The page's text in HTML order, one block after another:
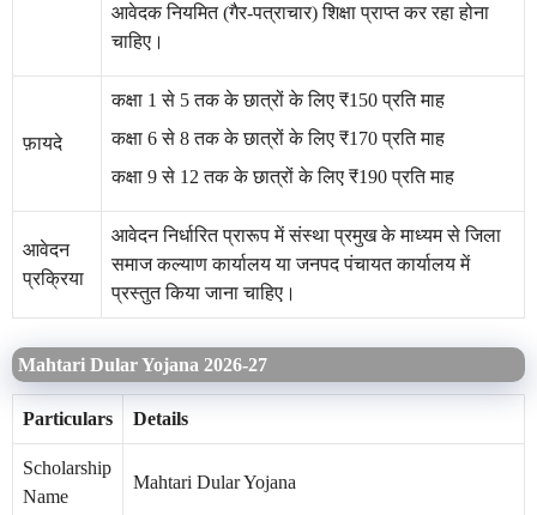
आवेदक नियमित (गैर-पत्राचार) शिक्षा प्राप्त कर रहा होना
चाहिए।
फ़ायदे
कक्षा 1 से 5 तक के छात्रों के लिए ₹150 प्रति माह
कक्षा 6 से 8 तक के छात्रों के लिए ₹170 प्रति माह
कक्षा 9 से 12 तक के छात्रों के लिए ₹190 प्रति माह
आवेदन
प्रक्रिया
आवेदन निर्धारित प्रारूप में संस्था प्रमुख के माध्यम से जिला
समाज कल्याण कार्यालय या जनपद पंचायत कार्यालय में
प्रस्तुत किया जाना चाहिए।
Mahtari Dular Yojana 2026-27
Particulars Details
Scholarship
Name
Mahtari Dular Yojana